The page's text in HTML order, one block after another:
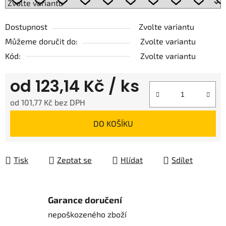
Dostupnost
Zvolte variantu
Můžeme doručit do:
Zvolte variantu
Kód:
Zvolte variantu
od 123,14 Kč / ks
od 101,77 Kč bez DPH
DO KOŠÍKU
Tisk Zeptat se Hlídat Sdílet
Garance doručení
nepoškozeného zboží